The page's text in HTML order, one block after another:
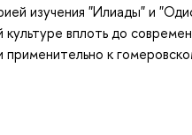
изучения "Илиады" и
культуре вплоть до
применительно к